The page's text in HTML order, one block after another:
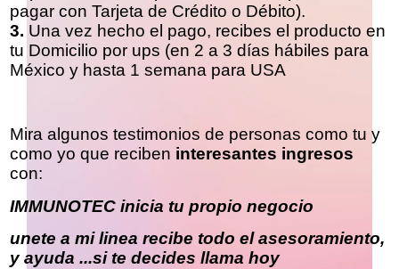
pagar con Tarjeta de Crédito o Débito).
3. Una vez hecho el pago, recibes el producto en
tu Domicilio por ups (en 2 a 3 días hábiles para
México y hasta 1 semana para USA
Mira algunos testimonios de personas como tu y
como yo que reciben interesantes ingresos
con:
IMMUNOTEC inicia tu propio negocio
unete a mi linea recibe todo el asesoramiento,
y ayuda ...si te decides llama hoy